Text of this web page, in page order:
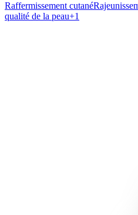
Raffermissement cutané
qualité de la peau+1